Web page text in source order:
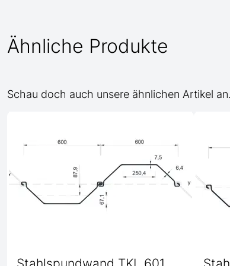
Ähnliche Produkte
Schau doch auch unsere ähnlichen Artikel an.